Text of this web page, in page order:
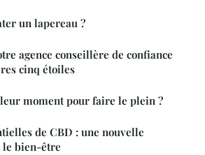
un lapereau ?
agence conseillère de confiance
cinq étoiles
moment pour faire le plein ?
de CBD : une nouvelle
bien-être